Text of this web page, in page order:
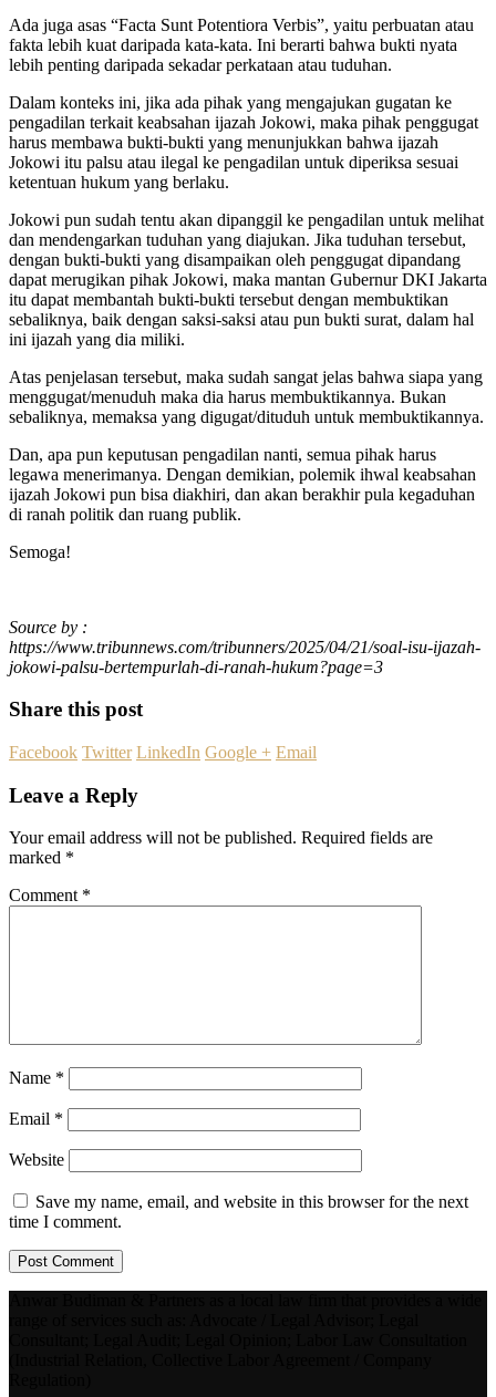
Ada juga asas “Facta Sunt Potentiora Verbis”, yaitu perbuatan atau
fakta lebih kuat daripada kata-kata. Ini berarti bahwa bukti nyata
lebih penting daripada sekadar perkataan atau tuduhan.
Dalam konteks ini, jika ada pihak yang mengajukan gugatan ke
pengadilan terkait keabsahan ijazah Jokowi, maka pihak penggugat
harus membawa bukti-bukti yang menunjukkan bahwa ijazah
Jokowi itu palsu atau ilegal ke pengadilan untuk diperiksa sesuai
ketentuan hukum yang berlaku.
Jokowi pun sudah tentu akan dipanggil ke pengadilan untuk melihat
dan mendengarkan tuduhan yang diajukan. Jika tuduhan tersebut,
dengan bukti-bukti yang disampaikan oleh penggugat dipandang
dapat merugikan pihak Jokowi, maka mantan Gubernur DKI Jakarta
itu dapat membantah bukti-bukti tersebut dengan membuktikan
sebaliknya, baik dengan saksi-saksi atau pun bukti surat, dalam hal
ini ijazah yang dia miliki.
Atas penjelasan tersebut, maka sudah sangat jelas bahwa siapa yang
menggugat/menuduh maka dia harus membuktikannya. Bukan
sebaliknya, memaksa yang digugat/dituduh untuk membuktikannya.
Dan, apa pun keputusan pengadilan nanti, semua pihak harus
legawa menerimanya. Dengan demikian, polemik ihwal keabsahan
ijazah Jokowi pun bisa diakhiri, dan akan berakhir pula kegaduhan
di ranah politik dan ruang publik.
Semoga!
Source by :
https://www.tribunnews.com/tribunners/2025/04/21/soal-isu-ijazah-
jokowi-palsu-bertempurlah-di-ranah-hukum?page=3
Share this post
Facebook Twitter LinkedIn Google + Email
Leave a Reply
Your email address will not be published. Required fields are
marked *
Comment *
Name *
Email *
Website
Save my name, email, and website in this browser for the next
time I comment.